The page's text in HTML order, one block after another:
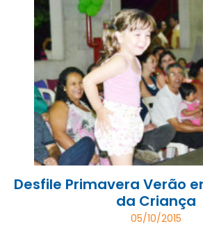
Desfile Primavera Verão
da Criança
05/10/2015